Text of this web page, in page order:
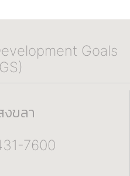
Goals
งขลา
7600